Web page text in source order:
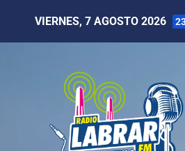
VIERNES, 7 AGOSTO 2026